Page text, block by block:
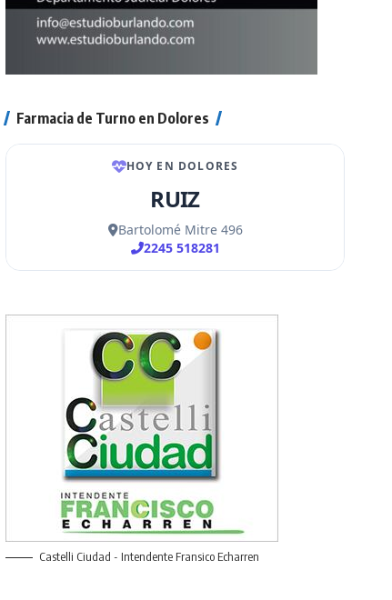
Farmacia de Turno en Dolores
Castelli Ciudad - Intendente Fransico Echarren